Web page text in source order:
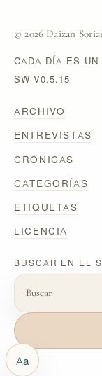
© 2026 Daizan
CADA DÍA ES UN
SW V0.5.15
ARCHIVO
ENTREVISTAS
CRÓNICAS
CATEGORÍAS
ETIQUETAS
LICENCIA
BUSCAR EN EL
Aa